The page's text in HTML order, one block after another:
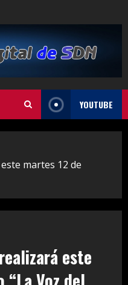
YOUTUBE
martes 12 de
este